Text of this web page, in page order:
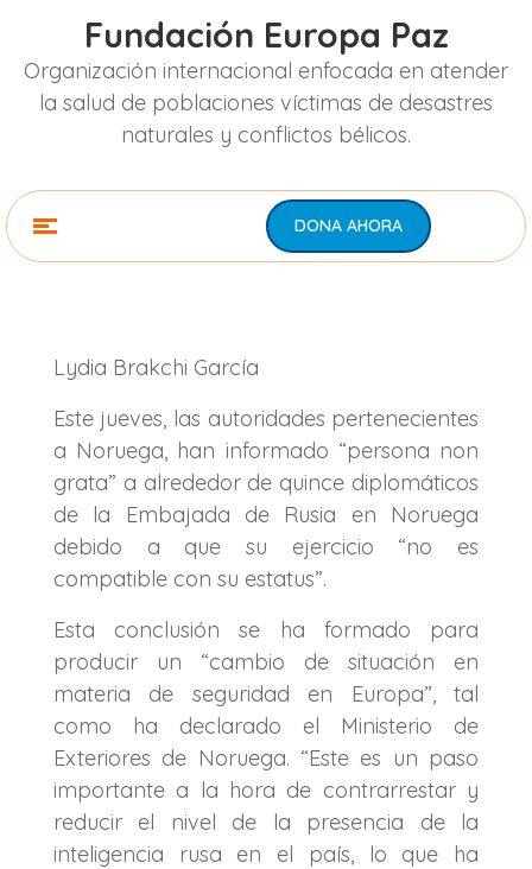
Fundación Europa Paz
Organización internacional enfocada en atender
la salud de poblaciones víctimas de desastres
naturales y conflictos bélicos.
DONA AHORA
Lydia Brakchi García
Este jueves, las autoridades pertenecientes
a Noruega, han informado “persona non
grata” a alrededor de quince diplomáticos
de la Embajada de Rusia en Noruega
debido a que su ejercicio “no es
compatible con su estatus”.
Esta conclusión se ha formado para
producir un “cambio de situación en
materia de seguridad en Europa”, tal
como ha declarado el Ministerio de
Exteriores de Noruega. “Este es un paso
importante a la hora de contrarrestar y
reducir el nivel de la presencia de la
inteligencia rusa en el país, lo que ha